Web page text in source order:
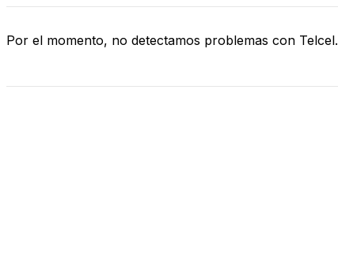
Por el momento, no detectamos problemas con Telcel.